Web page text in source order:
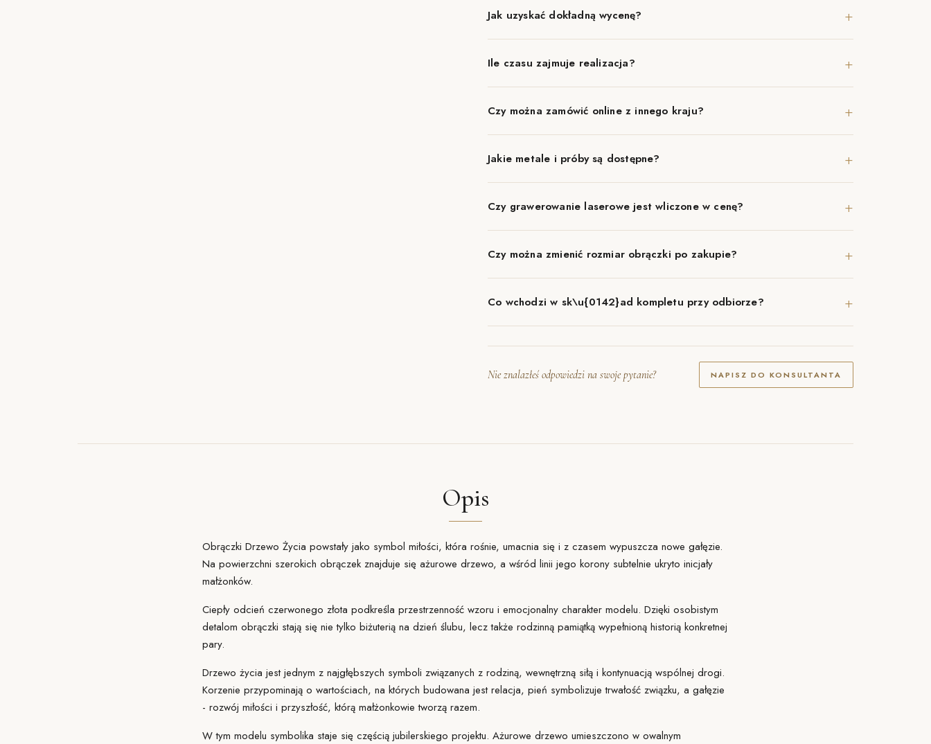
Jak uzyskać dokładną wycenę? +
Ile czasu zajmuje realizacja? +
Czy można zamówić online z innego kraju? +
Jakie metale i próby są dostępne? +
Czy grawerowanie laserowe jest wliczone w cenę? +
Czy można zmienić rozmiar obrączki po zakupie? +
Co wchodzi w sk\u{0142}ad kompletu przy odbiorze? +
Nie znalazłeś odpowiedzi na swoje pytanie? NAPISZ DO KONSULTANTA
Opis
Obrączki Drzewo Życia powstały jako symbol miłości, która rośnie, umacnia się i z czasem wypuszcza nowe gałęzie.
Na powierzchni szerokich obrączek znajduje się ażurowe drzewo, a wśród linii jego korony subtelnie ukryto inicjały
małżonków.
Ciepły odcień czerwonego złota podkreśla przestrzenność wzoru i emocjonalny charakter modelu. Dzięki osobistym
detalom obrączki stają się nie tylko biżuterią na dzień ślubu, lecz także rodzinną pamiątką wypełnioną historią konkretnej
pary.
Drzewo życia jest jednym z najgłębszych symboli związanych z rodziną, wewnętrzną siłą i kontynuacją wspólnej drogi.
Korzenie przypominają o wartościach, na których budowana jest relacja, pień symbolizuje trwałość związku, a gałęzie
- rozwój miłości i przyszłość, którą małżonkowie tworzą razem.
W tym modelu symbolika staje się częścią jubilerskiego projektu. Ażurowe drzewo umieszczono w owalnym